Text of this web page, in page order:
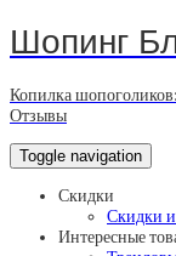
Шопинг
Копилка
Отзывы
Toggle navigation
Скидки
Скидки
Интересные